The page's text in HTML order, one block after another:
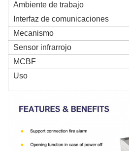
Ambiente de trabajo
Interfaz de comunicaciones
Mecanismo
Sensor infrarrojo
MCBF
Uso